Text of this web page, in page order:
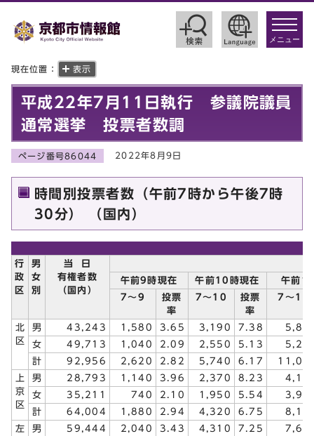
toggle
メニュー
現在位置： 表示
平成22年7月11日執行 参議院議員
通常選挙 投票者数調
ページ番号86044 2022年8月9日
時間別投票者数（午前7時から午後7時
30分） （国内）
行
政
区
男
女
別
当
日
有権者数
（国内）
午前9時現在 午前10時現在
午前
7～9
投票
率
7～10
投票
率
7～11
北
区
男 43,243 1,580 3.65 3,190 7.38
女
49,713 1,040 2.09 2,550 5.13
計
92,956 2,620 2.82 5,740 6.17
上
京
区
男 28,793 1,140 3.96 2,370 8.23
女
35,211 740 2.10 1,950 5.54
計
64,004 1,880 2.94 4,320 6.75
左
男 59,444 2,040 3.43 4,310 7.25